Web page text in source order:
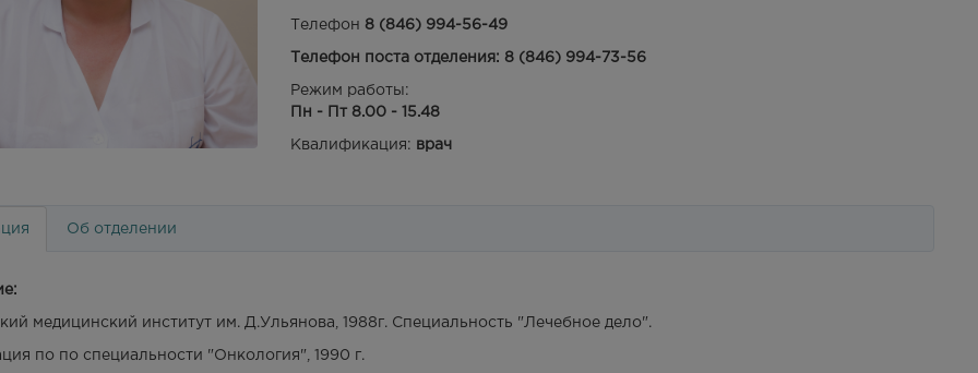
Телефон 8 (846) 994-56-49
Телефон поста отделения: 8 (846) 994-73-56
Режим работы:
Пн - Пт 8.00 - 15.48
Квалификация: врач
Об отделении
медицинский институт им. Д.Ульянова, 1988г. Специальность "Лечебное дело".
по по специальности "Онкология", 1990 г.